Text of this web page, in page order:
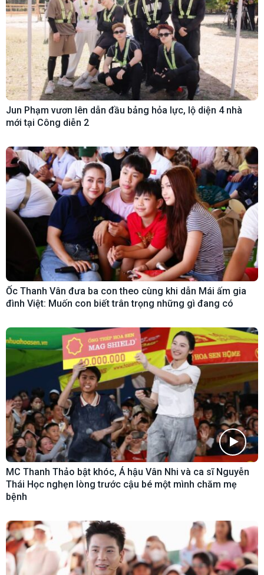
Jun Phạm vươn lên dẫn đầu bảng hỏa lực, lộ diện 4 nhà
mới tại Công diễn 2
Ốc Thanh Vân đưa ba con theo cùng khi dẫn Mái ấm gia
đình Việt: Muốn con biết trân trọng những gì đang có
MC Thanh Thảo bật khóc, Á hậu Vân Nhi và ca sĩ Nguyễn
Thái Học nghẹn lòng trước cậu bé một mình chăm mẹ
bệnh